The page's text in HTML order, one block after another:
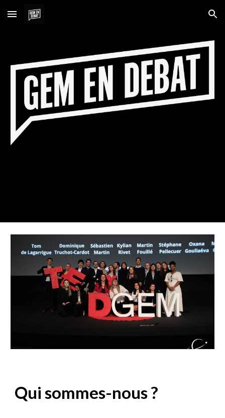
Skip to main content Skip to navigation
Qui sommes-nous ?